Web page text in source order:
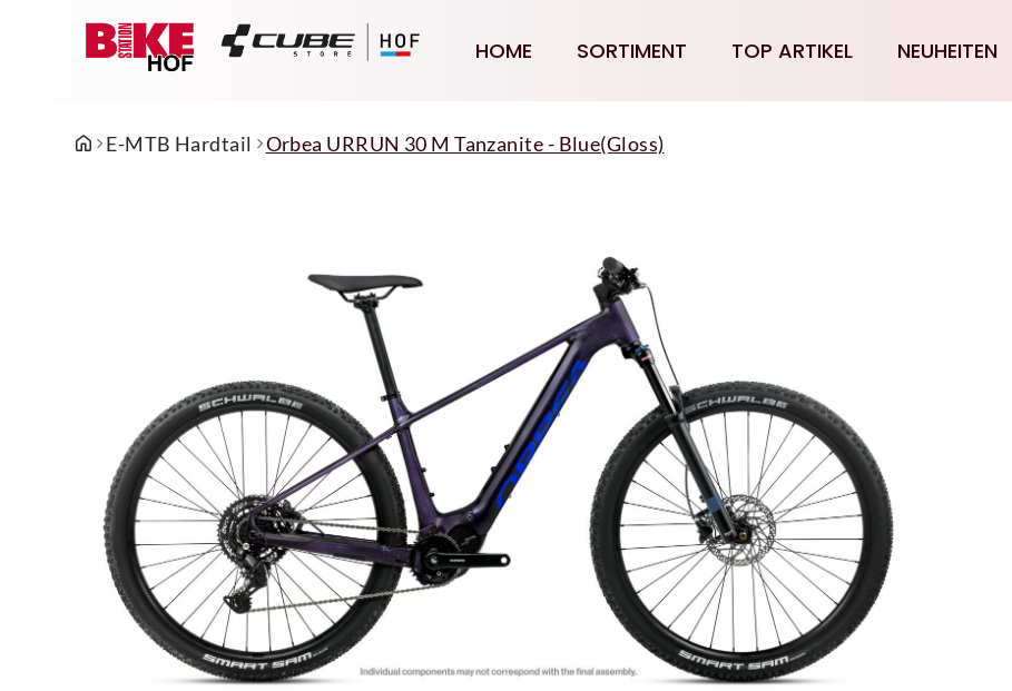
HOME SORTIMENT TOP ARTIKEL NEUHEITEN
E-MTB Hardtail Orbea URRUN 30 M Tanzanite - Blue(Gloss)